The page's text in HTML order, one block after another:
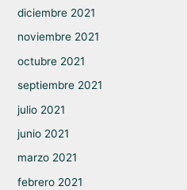
diciembre 2021
noviembre 2021
octubre 2021
septiembre 2021
julio 2021
junio 2021
marzo 2021
febrero 2021